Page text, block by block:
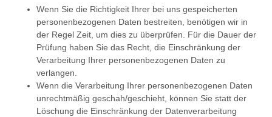
Wenn Sie die Richtigkeit Ihrer bei uns gespeicherten
personenbezogenen Daten bestreiten, benötigen wir in
der Regel Zeit, um dies zu überprüfen. Für die Dauer der
Prüfung haben Sie das Recht, die Einschränkung der
Verarbeitung Ihrer personenbezogenen Daten zu
verlangen.
Wenn die Verarbeitung Ihrer personenbezogenen Daten
unrechtmäßig geschah/geschieht, können Sie statt der
Löschung die Einschränkung der Datenverarbeitung